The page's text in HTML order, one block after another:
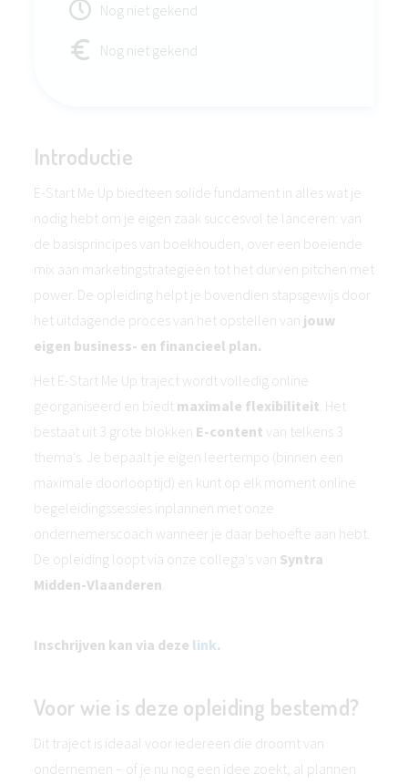
Nog niet gekend
Nog niet gekend
Introductie
E-Start Me Up biedteen solide fundament in alles wat je
nodig hebt om je eigen zaak succesvol te lanceren: van
de basisprincipes van boekhouden, over een boeiende
mix aan marketingstrategieën tot het durven pitchen met
power. De opleiding helpt je bovendien stapsgewijs door
het uitdagende proces van het opstellen van jouw
eigen business- en financieel plan.
Het E-Start Me Up traject wordt volledig online
georganiseerd en biedt maximale flexibiliteit. Het
bestaat uit 3 grote blokken E-content van telkens 3
thema's. Je bepaalt je eigen leertempo (binnen een
maximale doorlooptijd) en kunt op elk moment online
begeleidingssessies inplannen met onze
ondernemerscoach wanneer je daar behoefte aan hebt.
De opleiding loopt via onze collega's van Syntra
Midden-Vlaanderen.
Inschrijven kan via deze link.
Voor wie is deze opleiding bestemd?
Dit traject is ideaal voor iedereen die droomt van
ondernemen – of je nu nog een idee zoekt, al plannen